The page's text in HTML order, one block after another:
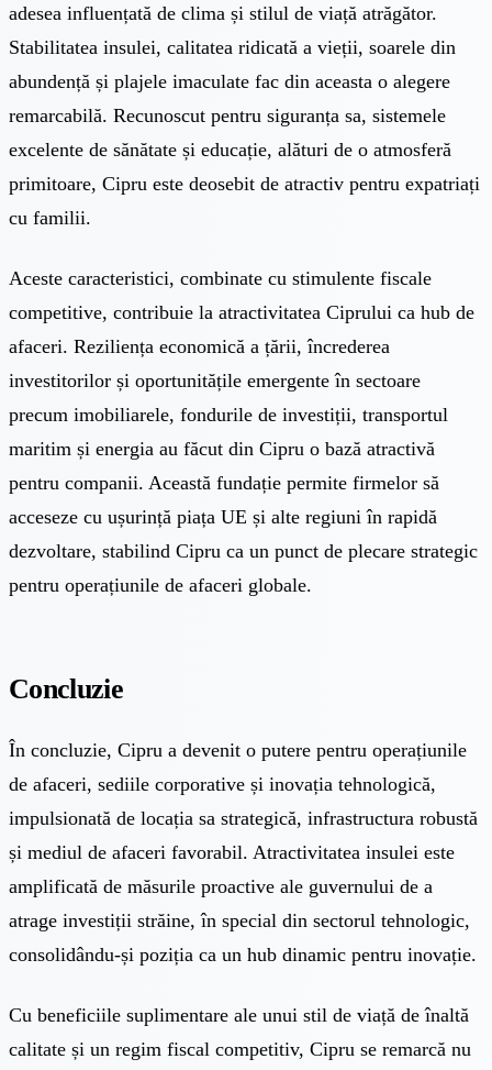
adesea influențată de clima și stilul de viață atrăgător.
Stabilitatea insulei, calitatea ridicată a vieții, soarele din
abundență și plajele imaculate fac din aceasta o alegere
remarcabilă. Recunoscut pentru siguranța sa, sistemele
excelente de sănătate și educație, alături de o atmosferă
primitoare, Cipru este deosebit de atractiv pentru expatriați
cu familii.
Aceste caracteristici, combinate cu stimulente fiscale
competitive, contribuie la atractivitatea Ciprului ca hub de
afaceri. Reziliența economică a țării, încrederea
investitorilor și oportunitățile emergente în sectoare
precum imobiliarele, fondurile de investiții, transportul
maritim și energia au făcut din Cipru o bază atractivă
pentru companii. Această fundație permite firmelor să
acceseze cu ușurință piața UE și alte regiuni în rapidă
dezvoltare, stabilind Cipru ca un punct de plecare strategic
pentru operațiunile de afaceri globale.
Concluzie
În concluzie, Cipru a devenit o putere pentru operațiunile
de afaceri, sediile corporative și inovația tehnologică,
impulsionată de locația sa strategică, infrastructura robustă
și mediul de afaceri favorabil. Atractivitatea insulei este
amplificată de măsurile proactive ale guvernului de a
atrage investiții străine, în special din sectorul tehnologic,
consolidându-și poziția ca un hub dinamic pentru inovație.
Cu beneficiile suplimentare ale unui stil de viață de înaltă
calitate și un regim fiscal competitiv, Cipru se remarcă nu